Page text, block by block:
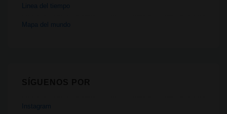
Linea del tiempo
Mapa del mundo
Instagram